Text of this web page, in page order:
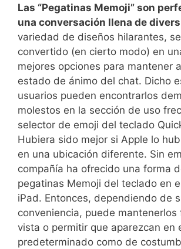
Las “Pegatinas Memoji” son
una conversación llena de
variedad de diseños hilarantes,
convertido (en cierto modo) en
mejores opciones para mantener
estado de ánimo del chat. Dicho
usuarios pueden encontrarlos
molestos en la sección de uso
selector de emoji del teclado
Hubiera sido mejor si Apple lo
en una ubicación diferente. Sin
compañía ha ofrecido una forma
pegatinas Memoji del teclado en
iPad. Entonces, dependiendo de
conveniencia, puede mantenerlos
vista o permitir que aparezcan en
predeterminado como de